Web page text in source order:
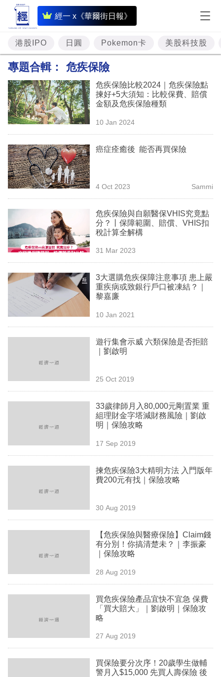
經一 x《華爾街日報》
即
時
財
經
題
投
資
樓
市
理
商
業
科
技
職
場
生
欄
區
港股IPO 日圓 Pokemon卡 美股科技股
專題合輯： 危疾保險
危疾保險比較2024｜危疾保險點
揀好+5大須知：比較保費、賠償
金額及危疾保險種類
10 Jan 2024
癌症痊癒後 能否再買保險
4 Oct 2023 Sammi
危疾保險與自願醫保VHIS究竟點
分？丨保障範圍、賠償、VHIS扣
稅計算全解構
31 Mar 2023
3大選購危疾保障注意事項 患上嚴
重疾病或致銀行戶口被凍結？｜
黎嘉廉
10 Jan 2021
遊行集會示威 六類保險是否拒賠
｜劉啟明
25 Oct 2019
33歲律師月入80,000元剛置業 重
組理財金字塔減財務風險｜劉啟
明｜保險攻略
17 Sep 2019
揀危疾保險3大精明方法 入門版年
費200元有找｜保險攻略
30 Aug 2019
【危疾保險與醫療保險】Claim錢
有分別！你搞清楚未？｜李振豪
｜保險攻略
28 Aug 2019
買危疾保險產品宜快不宜急 保費
「買大賠大」｜劉啟明｜保險攻
略
27 Aug 2019
買保險要分次序！20歲學生做輔
警月入$15,000 先買人壽保險 後